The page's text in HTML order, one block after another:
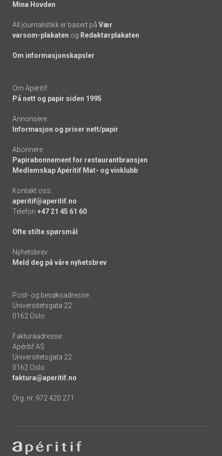
Mina Hovden
All journalistikk er basert på Vær
varsom-plakaten og Redaktørplakaten
Om informasjonskapsler
Om Apéritif:
På nett og papir siden 1995
Annonsere:
Informasjon og priser nett/papir
Abonnere:
Papirabonnement for restaurantbransjen
Medlemskap Apéritif Mat- og vinklubb
Kontakt oss:
aperitif@aperitif.no
Telefon +47 21 45 61 60
Ofte stilte spørsmål
Nyhetsbrev:
Meld deg på våre nyhetsbrev
Post- og besøksadresse:
Universitetsgata 22
0162 Oslo
Fakturaadresse:
Apéritif AS
Universitetsgata 22
0162 Oslo
faktura@aperitif.no
Org. nr. 972 420 271